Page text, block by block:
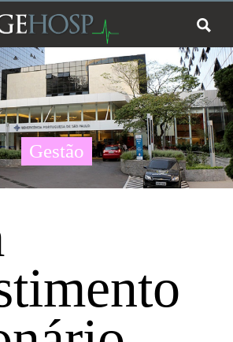
Gestão